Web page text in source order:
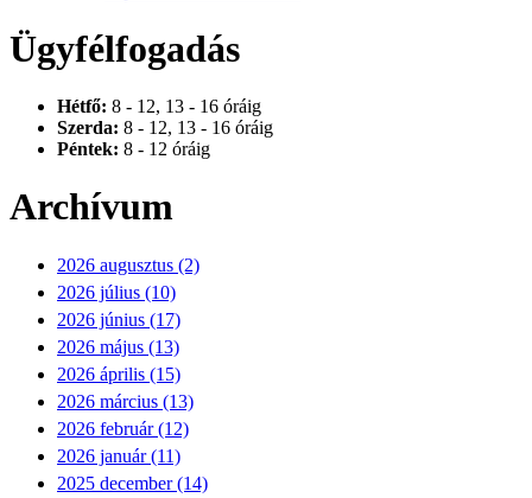
Ügyfélfogadás
Hétfő: 8 - 12, 13 - 16 óráig
Szerda: 8 - 12, 13 - 16 óráig
Péntek: 8 - 12 óráig
Archívum
2026 augusztus (2)
2026 július (10)
2026 június (17)
2026 május (13)
2026 április (15)
2026 március (13)
2026 február (12)
2026 január (11)
2025 december (14)